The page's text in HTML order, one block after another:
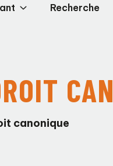
Recherche
canonique